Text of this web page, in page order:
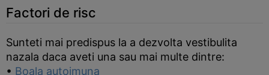
Factori de risc
Sunteti mai predispus la a dezvolta vestibulita
nazala daca aveti una sau mai multe dintre:
• Boala autoimuna